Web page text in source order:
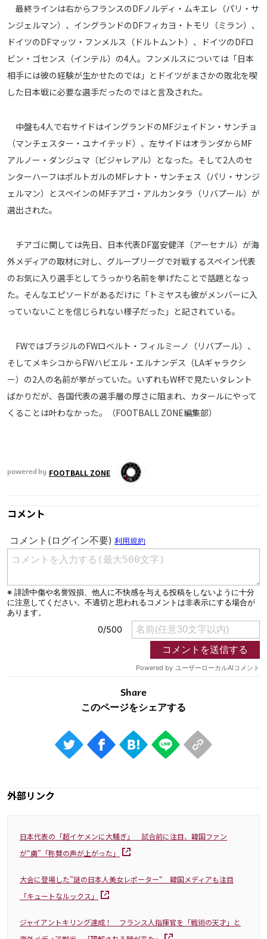
ご利用にあたって
プライバシーポリシー
お問い合わせ
Share
© AbemaTV. Inc. All Rights Reserved.
最終ラインは右からフランスのDFノルディ・ムキエレ（パリ・サ
ンジェルマン）、イングランドのDFフィカヨ・トモリ（ミラン）、
ドイツのDFマッツ・フンメルス（ドルトムント）、ドイツのDFロ
ビン・ゴセンス（インテル）の4人。フンメルスについては「日本
相手には彼の経験が生かせたのでは」とドイツがまさかの敗北を喫
した日本戦に必要な選手だったのではと言及された。
中盤も4人で右サイドはイングランドのMFジェイドン・サンチョ
（マンチェスター・ユナイテッド）、左サイドはオランダからMF
アルノー・ダンジュマ（ビジャレアル）となった。そして2人のセ
ンターハーフはポルトガルのMFレナト・サンチェス（パリ・サンジ
ェルマン）とスペインのMFチアゴ・アルカンタラ（リバプール）が
選出された。
チアゴに関しては先日、日本代表DF冨安健洋（アーセナル）が海
外メディアの取材に対し、グループリーグで対戦するスペイン代表
のお気に入り選手としてうっかり名前を挙げたことで話題となっ
た。そんなエピソードがあるだけに「トミヤスも彼がメンバーに入
っていないことを信じられない様子だった」と記されている。
FWではブラジルのFWロベルト・フィルミーノ（リバプール）、
そしてメキシコからFWハビエル・エルナンデス（LAギャラクシ
ー）の2人の名前が挙がっていた。いずれもW杯で見たいタレント
ばかりだが、各国代表の選手層の厚さに阻まれ、カタールにやって
くることは叶わなかった。（FOOTBALL ZONE編集部）
powered by FOOTBALL ZONE
コメント
Share
外部リンク
日本代表の「超イケメンに大騒ぎ」 試合前に注目、韓国ファン
が“虜”「称賛の声が上がった」
大会に登場した”謎の日本人美女レポーター“ 韓国メディアも注目
「キュートなルックス」
ジャイアントキリング達成！ フランス人指揮官を「戦術の天才」と